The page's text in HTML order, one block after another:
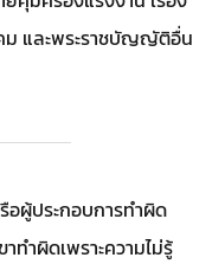
และพระราชบัญญัติอื่น
อผู้ประกอบการทำผิด
ำผิดเพราะความไม่รู้